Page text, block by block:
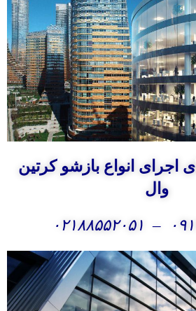
اجرای انواع بازشو کرتین
وال
– ۰۲۱۸۸۵۵۲۰۵۱